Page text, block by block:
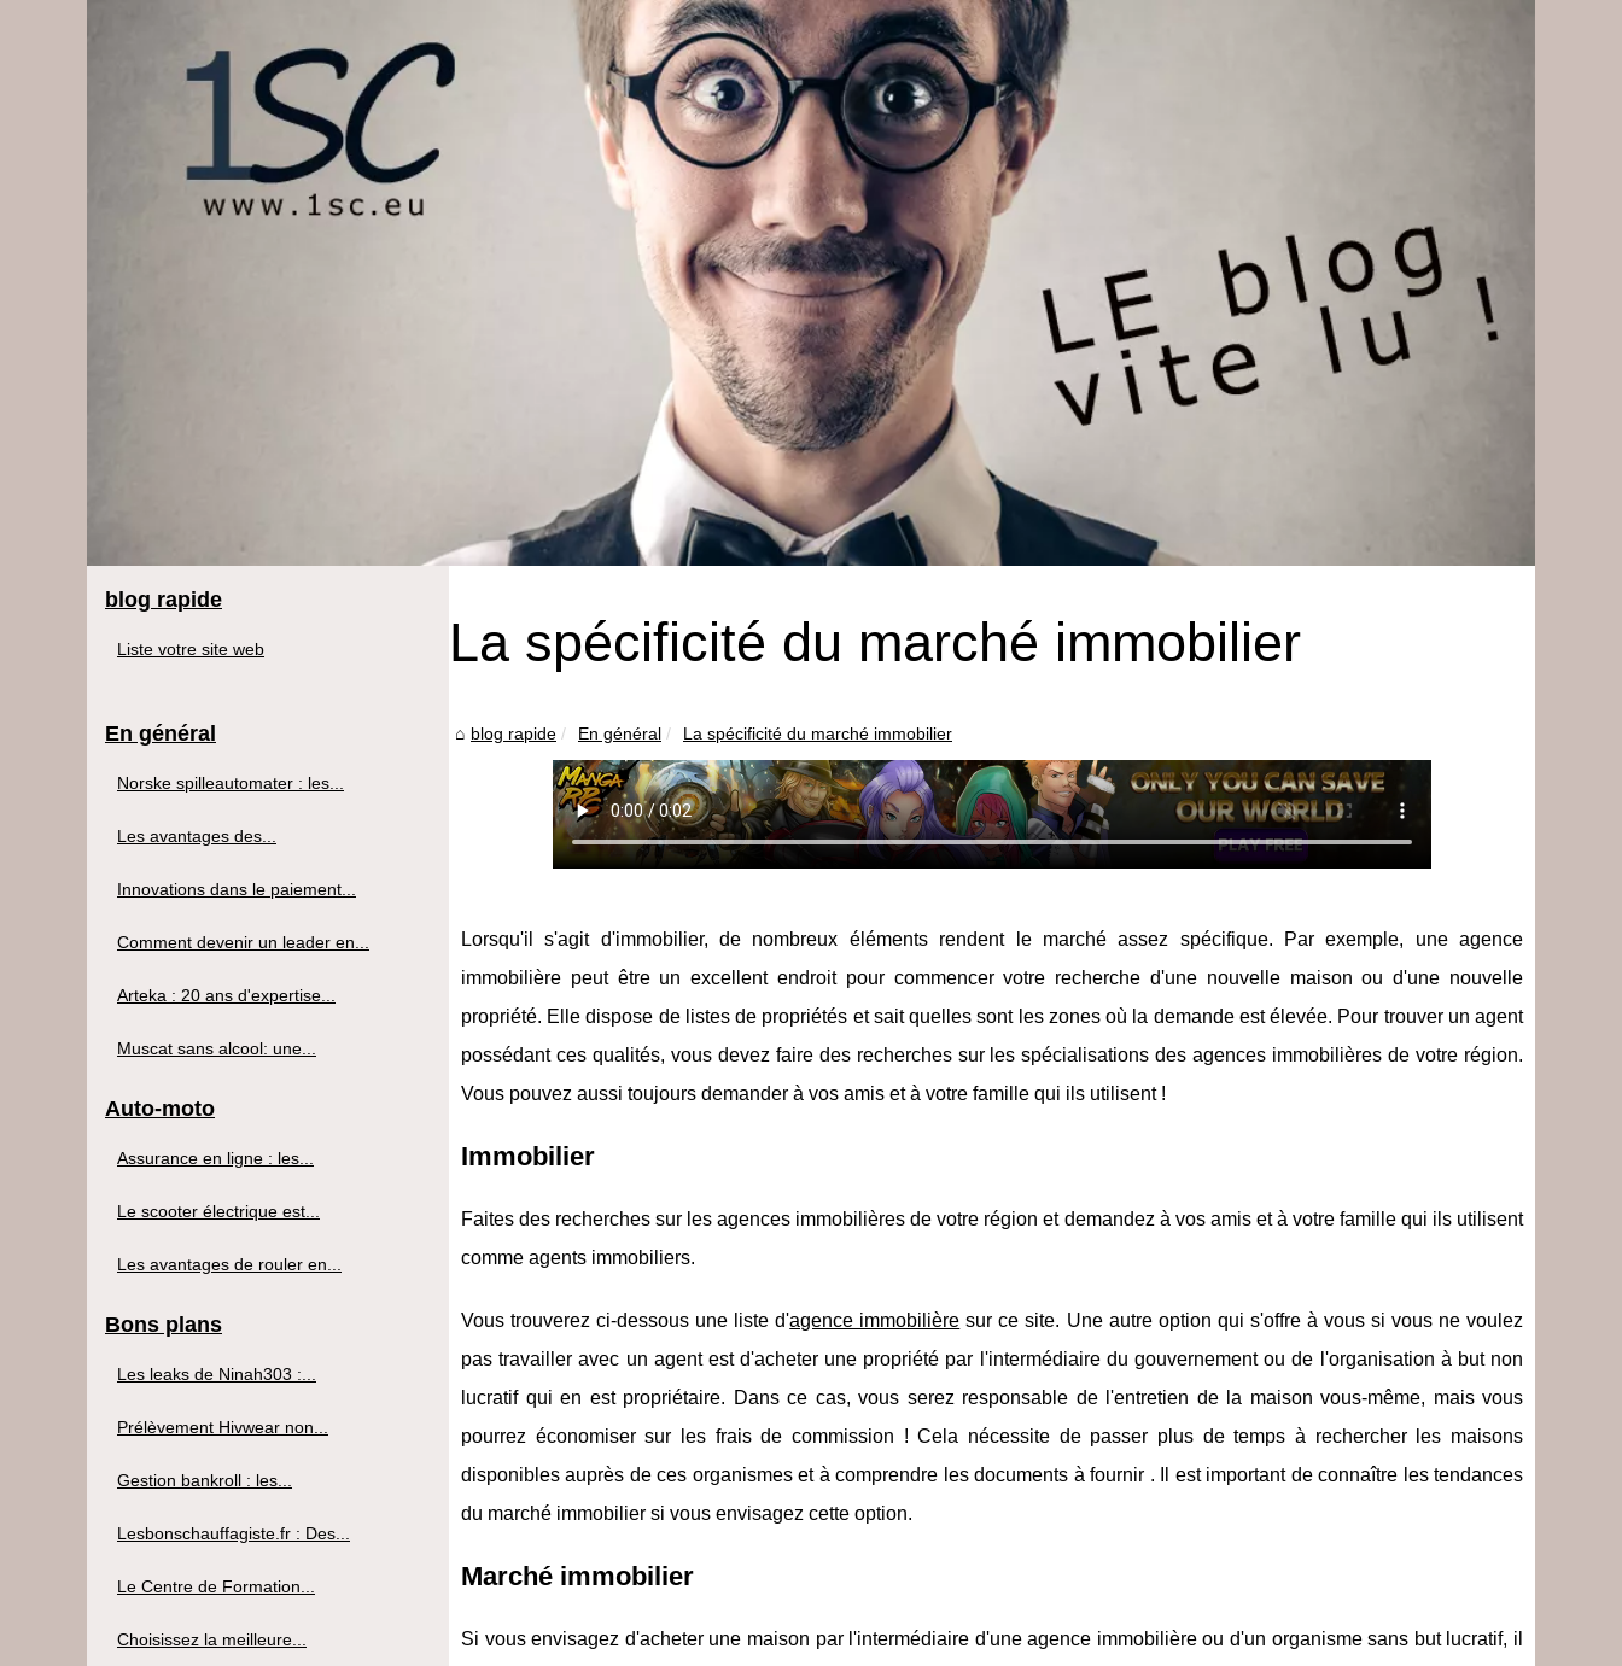
La spécificité du marché immobilier
blog rapide En général La spécificité du marché immobilier
Lorsqu'il s'agit d'immobilier, de nombreux éléments rendent le marché assez spécifique. Par exemple, une agence
immobilière peut être un excellent endroit pour commencer votre recherche d'une nouvelle maison ou d'une nouvelle
propriété. Elle dispose de listes de propriétés et sait quelles sont les zones où la demande est élevée. Pour trouver un agent
possédant ces qualités, vous devez faire des recherches sur les spécialisations des agences immobilières de votre région.
Vous pouvez aussi toujours demander à vos amis et à votre famille qui ils utilisent !
Immobilier
Faites des recherches sur les agences immobilières de votre région et demandez à vos amis et à votre famille qui ils utilisent
comme agents immobiliers.
Vous trouverez ci-dessous une liste d'agence immobilière sur ce site. Une autre option qui s'offre à vous si vous ne voulez
pas travailler avec un agent est d'acheter une propriété par l'intermédiaire du gouvernement ou de l'organisation à but non
lucratif qui en est propriétaire. Dans ce cas, vous serez responsable de l'entretien de la maison vous-même, mais vous
pourrez économiser sur les frais de commission ! Cela nécessite de passer plus de temps à rechercher les maisons
disponibles auprès de ces organismes et à comprendre les documents à fournir . Il est important de connaître les tendances
du marché immobilier si vous envisagez cette option.
Marché immobilier
Si vous envisagez d'acheter une maison par l'intermédiaire d'une agence immobilière ou d'un organisme sans but lucratif, il
blog rapide
Liste votre site web
En général
Norske spilleautomater : les...
Les avantages des...
Innovations dans le paiement...
Comment devenir un leader en...
Arteka : 20 ans d'expertise...
Muscat sans alcool: une...
Auto-moto
Assurance en ligne : les...
Le scooter électrique est...
Les avantages de rouler en...
Bons plans
Les leaks de Ninah303 :...
Prélèvement Hivwear non...
Gestion bankroll : les...
Lesbonschauffagiste.fr : Des...
Le Centre de Formation...
Choisissez la meilleure...